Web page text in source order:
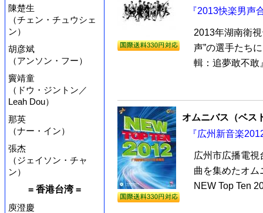
陳楚生
（チェン・チュウシェ
ン）
胡彦斌
（アンソン・フー）
竇靖童
（ドウ・ジントン／
Leah Dou）
那英
（ナー・イン）
張杰
（ジェイソン・チャ
ン）
= 香港台湾 =
庾澄慶
『2013快楽男声
2013年湖南衛
声”の選手たち
輯：追夢敢不敢
オムニバス（ベス
『広州新音楽
広州市広播電視
曲を集めたオ
NEW Top Ten